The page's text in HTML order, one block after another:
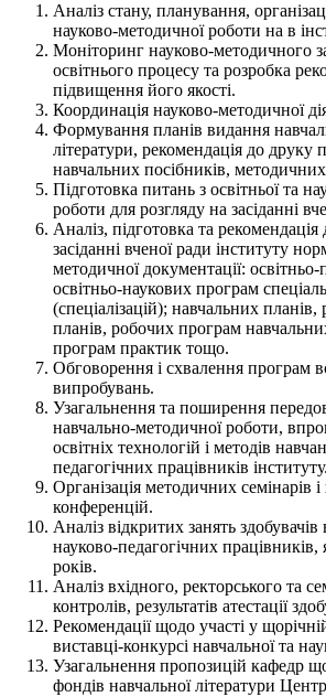
Аналіз стану, планування,
науково-методичної роботи на в
Моніторинг науково-методичного
освітнього процесу та розробка
підвищення його якості.
Координація науково-методичної
Формування планів видання
літератури, рекомендація до друку
навчальних посібників,
Підготовка питань з освітньої та
роботи для розгляду на засіданні
Аналіз, підготовка та рекомендація
засіданні вченої ради інституту
методичної документації:
освітньо-наукових програм
(спеціалізацій); навчальних
планів, робочих програм
програм практик тощо.
Обговорення і схвалення програм
випробувань.
Узагальнення та поширення
навчально-методичної роботи,
освітніх технологій і методів
педагогічних працівників інституту.
Організація методичних семінарів
конференцій.
Аналіз відкритих занять
науково-педагогічних працівників,
років.
Аналіз вхідного, ректорського та
контролів, результатів атестації
Рекомендації щодо участі у
виставці-конкурсі навчальної та
Узагальнення пропозицій кафедр
фондів навчальної літератури